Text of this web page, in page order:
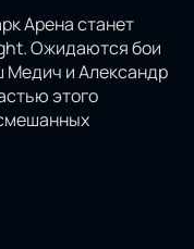
Арена станет
Ожидаются бои
Медич и Александр
этого